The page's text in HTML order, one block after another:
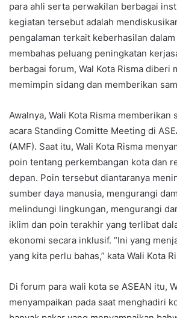
para ahli serta perwakilan berbagai
kegiatan tersebut adalah
pengalaman terkait keberhasilan
membahas peluang peningkatan
berbagai forum, Wal Kota Risma diberi
memimpin sidang dan memberikan
Awalnya, Wali Kota Risma memberikan
acara Standing Comitte Meeting di
(AMF). Saat itu, Wali Kota Risma
poin tentang perkembangan kota dan
depan. Poin tersebut diantaranya
sumber daya manusia, mengurangi
melindungi lingkungan, mengurangi
iklim dan poin terakhir yang terlibat
ekonomi secara inklusif. “Ini yang
yang kita perlu bahas,” kata Wali Kota
Di forum para wali kota se ASEAN itu,
menyampaikan pada saat menghadiri